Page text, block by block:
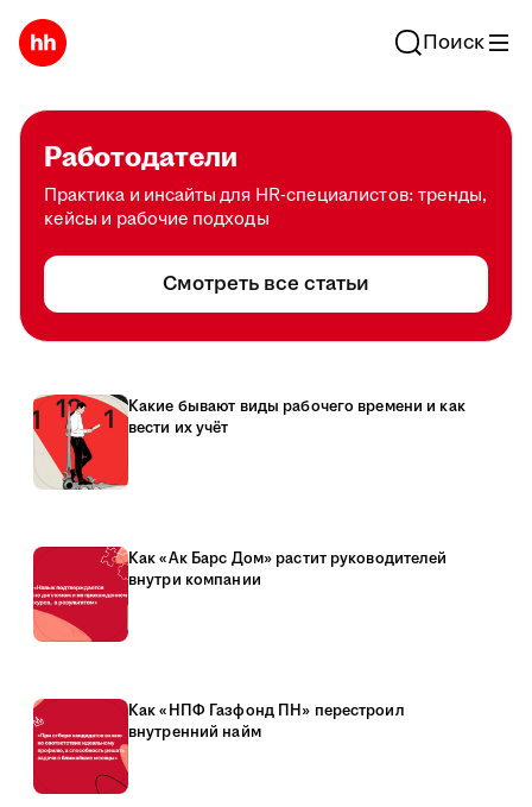
Поиск
Работодатели
Практика и инсайты для HR-специалистов: тренды,
кейсы и рабочие подходы
Смотреть все статьи
Какие бывают виды рабочего времени и как
вести их учёт
Как «Ак Барс Дом» растит руководителей
внутри компании
Как «НПФ Газфонд ПН» перестроил
внутренний найм